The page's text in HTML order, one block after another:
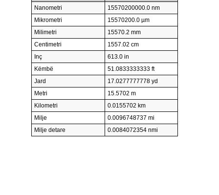
Nanometri
15570200000.0 nm
Mikrometri
15570200.0 µm
Milimetri
15570.2 mm
Centimetri
1557.02 cm
Inç
613.0 in
Këmbë
51.0833333333 ft
Jard
17.0277777778 yd
Metri
15.5702 m
Kilometri
0.0155702 km
Milje
0.0096748737 mi
Milje detare
0.0084072354 nmi